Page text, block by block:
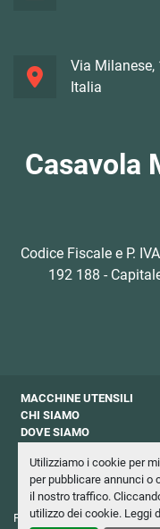
Utilizziamo i cookie per
per pubblicare annunci o
il nostro traffico.
utilizzo dei cookie. Leggi
Via Milanese,
Italia
Casavola
Codice Fiscale e P.
192 188 -
MACCHINE UTENSILI
CHI SIAMO
DOVE SIAMO
PRIVACY
NEWSLETTER
Personalizza le preferenze